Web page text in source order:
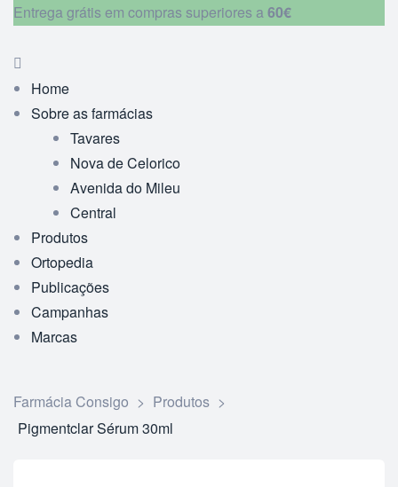
Entrega grátis em compras superiores a60€
Home
Sobre as farmácias
Tavares
Nova de Celorico
Avenida do Mileu
Central
Produtos
Ortopedia
Publicações
Campanhas
Marcas
Farmácia Consigo > Produtos >
Pigmentclar Sérum 30ml